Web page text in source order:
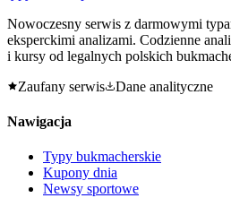
Nowoczesny serwis z darmowymi
eksperckimi analizami. Codzienne
i kursy od legalnych polskich
Zaufany serwis
Dane analityczne
Nawigacja
Typy bukmacherskie
Kupony dnia
Newsy sportowe